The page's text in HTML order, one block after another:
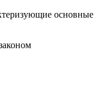
основные